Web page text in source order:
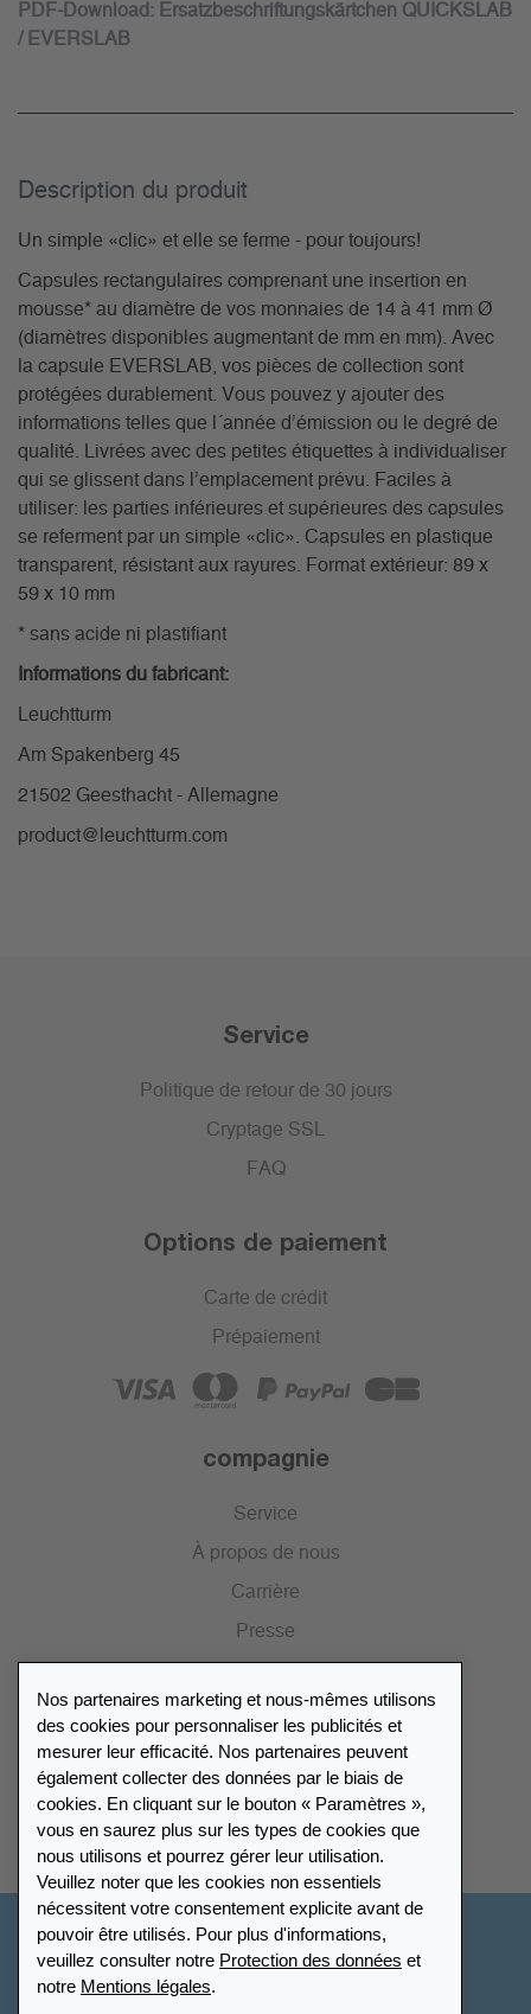
PDF-Download: Ersatzbeschriftungskärtchen QUICKSLAB
/ EVERSLAB
Description du­ produit
Un simple «clic» et elle se ferme - pour toujours!
Capsules rectangulaires comprenant une insertion en
mousse* au diamètre de vos monnaies de 14 à 41 mm Ø
(diamètres disponibles augmentant de mm en mm). Avec
la capsule EVERSLAB, vos pièces de collection sont
protégées durablement. Vous pouvez y ajouter des
informations telles que l´année d’émission ou le degré de
qualité. Livrées avec des petites étiquettes à individualiser
qui se glissent dans l’emplacement prévu. Faciles à
utiliser: les parties inférieures et supérieures des capsules
se referment par un simple «clic». Capsules en plastique
transparent, résistant aux rayures. Format extérieur: 89 x
59 x 10 mm
* sans acide ni plastifiant
Informations du fabricant:
Leuchtturm
Am Spakenberg 45
21502 Geesthacht - Allemagne
product@leuchtturm.com
Service
Politique de retour de 30 jours
Cryptage SSL
FAQ
Options de paiement
Carte de crédit
Prépaiement
compagnie
Service
À propos de nous
Carrière
Presse
Portail des revendeurs
Répertoire des revendeurs
Trouver Leuchtturm
Nos partenaires marketing et nous-mêmes utilisons
des cookies pour personnaliser les publicités et
mesurer leur efficacité. Nos partenaires peuvent
également collecter des données par le biais de
cookies. En cliquant sur le bouton « Paramètres »,
vous en saurez plus sur les types de cookies que
nous utilisons et pourrez gérer leur utilisation.
Veuillez noter que les cookies non essentiels
nécessitent votre consentement explicite avant de
pouvoir être utilisés. Pour plus d'informations,
veuillez consulter notre Protection des données et
notre Mentions légales.
France
Paramètres des cookies